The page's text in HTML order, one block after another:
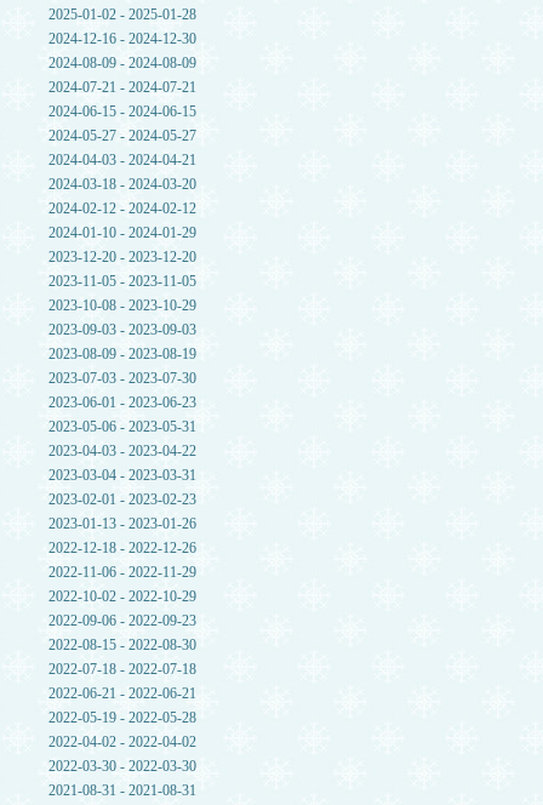
2025-01-02 - 2025-01-28
2024-12-16 - 2024-12-30
2024-08-09 - 2024-08-09
2024-07-21 - 2024-07-21
2024-06-15 - 2024-06-15
2024-05-27 - 2024-05-27
2024-04-03 - 2024-04-21
2024-03-18 - 2024-03-20
2024-02-12 - 2024-02-12
2024-01-10 - 2024-01-29
2023-12-20 - 2023-12-20
2023-11-05 - 2023-11-05
2023-10-08 - 2023-10-29
2023-09-03 - 2023-09-03
2023-08-09 - 2023-08-19
2023-07-03 - 2023-07-30
2023-06-01 - 2023-06-23
2023-05-06 - 2023-05-31
2023-04-03 - 2023-04-22
2023-03-04 - 2023-03-31
2023-02-01 - 2023-02-23
2023-01-13 - 2023-01-26
2022-12-18 - 2022-12-26
2022-11-06 - 2022-11-29
2022-10-02 - 2022-10-29
2022-09-06 - 2022-09-23
2022-08-15 - 2022-08-30
2022-07-18 - 2022-07-18
2022-06-21 - 2022-06-21
2022-05-19 - 2022-05-28
2022-04-02 - 2022-04-02
2022-03-30 - 2022-03-30
2021-08-31 - 2021-08-31